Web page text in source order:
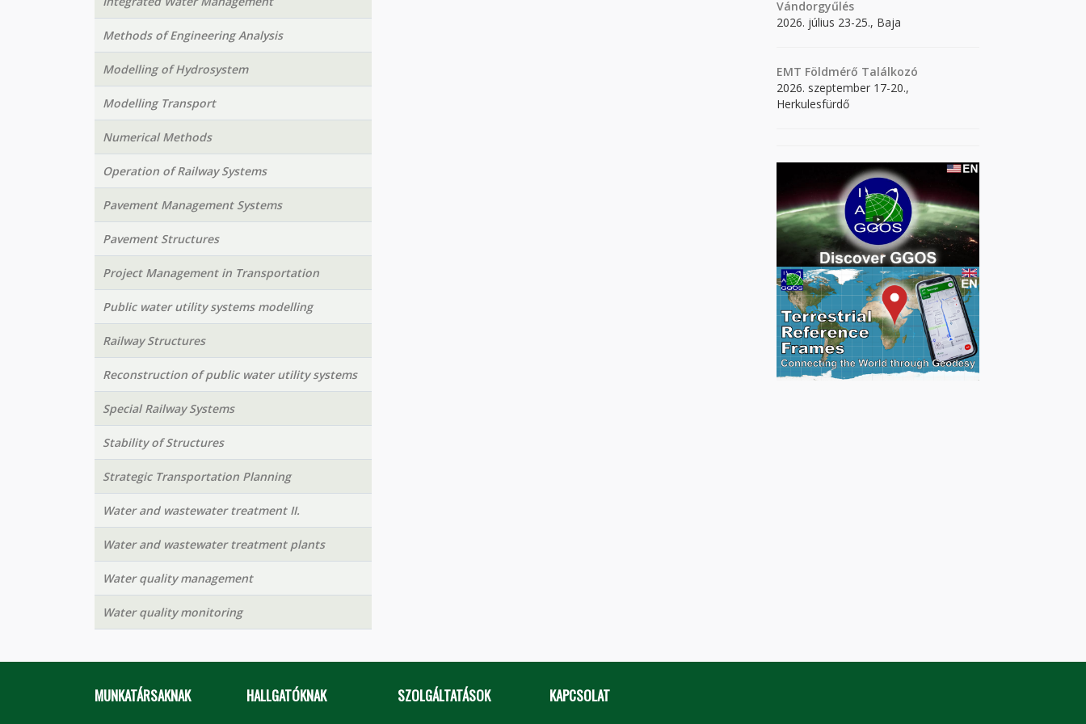
Methods of Engineering Analysis
Modelling of Hydrosystem
Modelling Transport
Numerical Methods
Operation of Railway Systems
Pavement Management Systems
Pavement Structures
Project Management in Transportation
Public water utility systems modelling
Railway Structures
Reconstruction of public water utility systems
Special Railway Systems
Stability of Structures
Strategic Transportation Planning
Water and wastewater treatment II.
Water and wastewater treatment plants
Water quality management
Water quality monitoring
Vándorgyűlés
2026. július 23-25., Baja
EMT Földmérő Találkozó
2026. szeptember 17-20.,
Herkulesfürdő
MUNKATÁRSAKNAK HALLGATÓKNAK SZOLGÁLTATÁSOK KAPCSOLAT